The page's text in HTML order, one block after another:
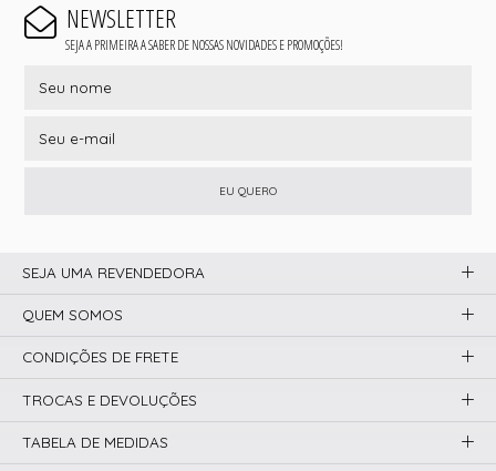
NEWSLETTER
SEJA A PRIMEIRA A SABER DE NOSSAS NOVIDADES E PROMOÇÕES!
EU QUERO
SEJA UMA REVENDEDORA
QUEM SOMOS
CONDIÇÕES DE FRETE
TROCAS E DEVOLUÇÕES
TABELA DE MEDIDAS